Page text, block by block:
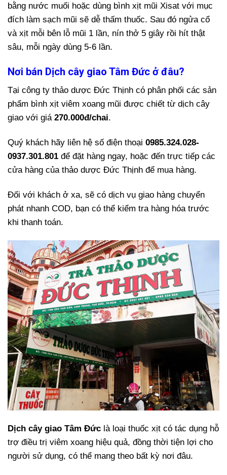
bằng nước muối hoặc dùng bình xịt mũi Xisat với mục
đích làm sạch mũi sẽ dễ thấm thuốc. Sau đó ngửa cổ
và xịt mỗi bên lỗ mũi 1 lần, nín thở 5 giây rồi hít thật
sâu, mỗi ngày dùng 5-6 lần.
​Nơi bán Dịch cây giao Tâm Đức ở đâu?
Tại công ty thảo dược Đức Thịnh có phân phối các sản
phẩm bình xịt viêm xoang mũi được chiết từ dịch cây
giao với giá 270.000đ/chai.
Quý khách hãy liên hệ số điện thoại 0985.324.028-
0937.301.801 để đặt hàng ngay, hoặc đến trực tiếp các
cửa hàng của thảo dược Đức Thịnh để mua hàng.
Đối với khách ở xa, sẽ có dịch vụ giao hàng chuyển
phát nhanh COD, bạn có thể kiểm tra hàng hóa trước
khi thanh toán.
Dịch cây giao Tâm Đức là loại thuốc xịt có tác dụng hỗ
trợ điều trị viêm xoang hiệu quả, đồng thời tiện lợi cho
người sử dụng, có thể mang theo bất kỳ nơi đâu.